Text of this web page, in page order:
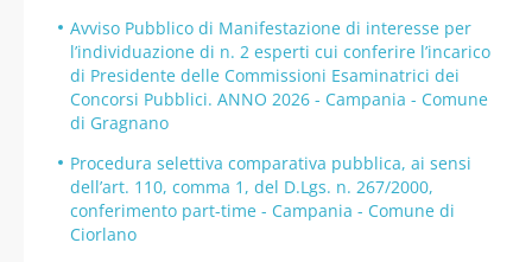
Avviso Pubblico di Manifestazione di interesse per
l’individuazione di n. 2 esperti cui conferire l’incarico
di Presidente delle Commissioni Esaminatrici dei
Concorsi Pubblici. ANNO 2026 - Campania - Comune
di Gragnano
Procedura selettiva comparativa pubblica, ai sensi
dell’art. 110, comma 1, del D.Lgs. n. 267/2000,
conferimento part-time - Campania - Comune di
Ciorlano